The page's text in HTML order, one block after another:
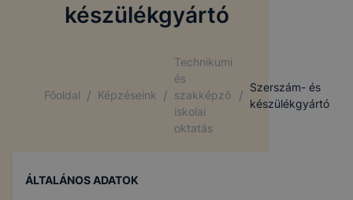
készülékgyártó
Főoldal / Képzéseink /
Technikumi
és
szakképző
iskolai
oktatás
/
Szerszám- és
készülékgyártó
ÁLTALÁNOS ADATOK